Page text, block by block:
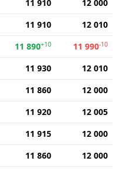
11 910
12 000
11 910
12 010
11 890+10 11 990-10
11 930
12 010
11 860
12 000
11 920
12 005
11 915
12 000
11 860
12 000